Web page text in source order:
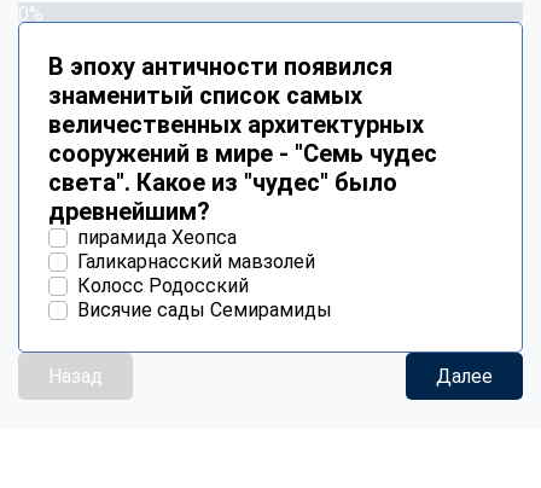
0%
В эпоху античности появился
знаменитый список самых
величественных архитектурных
сооружений в мире - "Семь чудес
света". Какое из "чудес" было
древнейшим?
пирамида Хеопса
Галикарнасский мавзолей
Колосс Родосский
Висячие сады Семирамиды
Назад Далее